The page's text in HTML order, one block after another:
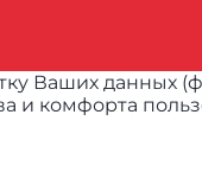
Ваших данных
комфорта